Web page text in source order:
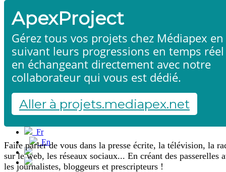
Accueil
Références
Contact
Fr
En
Français
English
Relation presse
Faire parler de vous dans la presse écrite, la télévision, la
sur le web, les réseaux sociaux... En créant des passerelles
les journalistes, bloggeurs et prescripteurs !
ApexProject
Gérez tous vos projets chez Médiapex en
suivant leurs progressions en temps
en échangeant directement avec notre
collaborateur qui vous est dédié.
Aller à projets.mediapex.net